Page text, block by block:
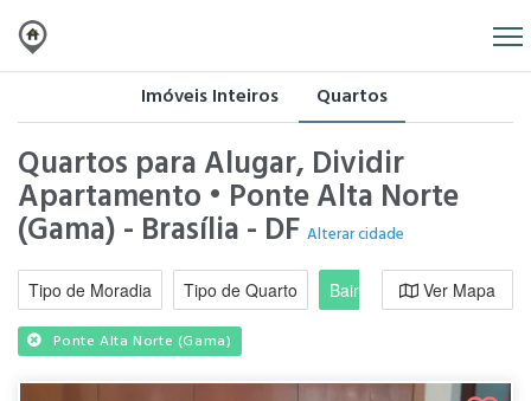
Imóveis Inteiros Quartos
Quartos para Alugar, Dividir
Apartamento • Ponte Alta Norte
(Gama) - Brasília - DF Alterar cidade
Tipo de Moradia Tipo de Quarto Bairro / RegiãoVer Mapa
Ponte Alta Norte (Gama)